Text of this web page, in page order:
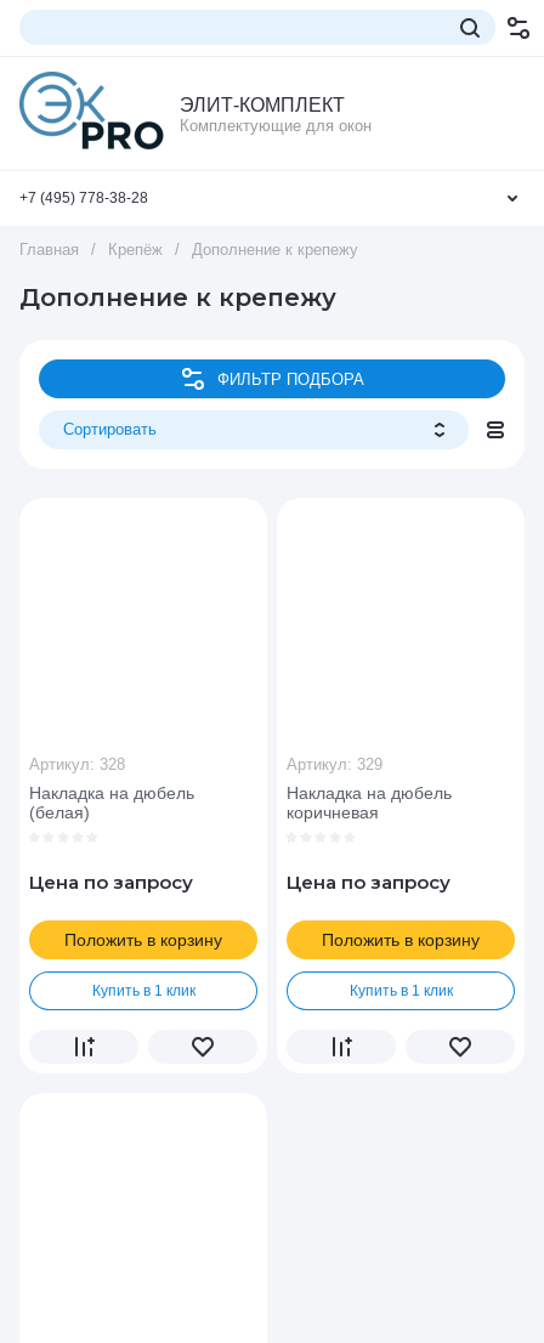
ЭЛИТ-КОМПЛЕКТ
Комплектующие для окон
+7 (495) 778-38-28
Главная / Крепёж / Дополнение к крепежу
Дополнение к крепежу
ФИЛЬТР ПОДБОРА
Сортировать
Накладка на дюбель
(белая)
Артикул: 328
Цена по запросу
Положить в корзину
Купить в 1 клик
Накладка на дюбель
коричневая
Артикул: 329
Цена по запросу
Положить в корзину
Купить в 1 клик